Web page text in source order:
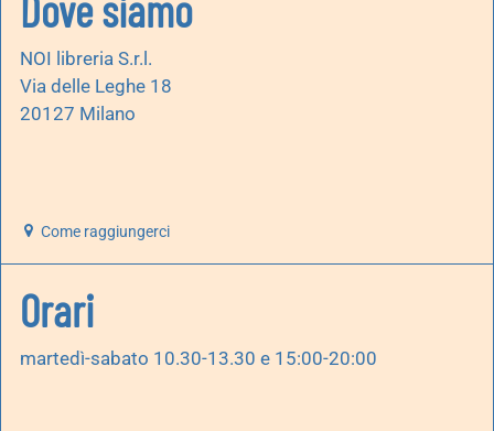
NOI libreria S.r.l.
Via delle Leghe 18
20127 Milano
Come raggiungerci
Orari
martedì-sabato 10.30-13.30 e 15:00-20:00